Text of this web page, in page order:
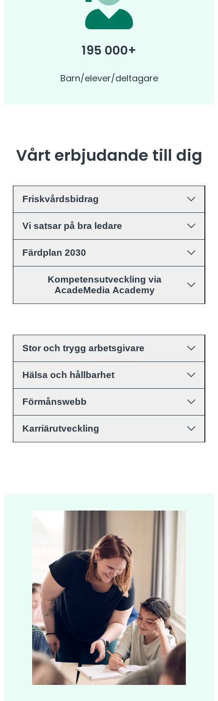
195 000+
Barn/elever/deltagare
Vårt erbjudande till dig
Friskvårdsbidrag
Vi satsar på bra ledare
Färdplan 2030
Kompetensutveckling via
AcadeMedia Academy
Stor och trygg arbetsgivare
Hälsa och hållbarhet
Förmånswebb
Karriärutveckling